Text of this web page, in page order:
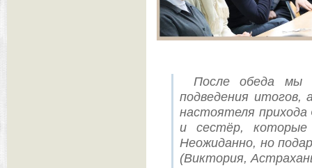
После обеда мы
подведения итогов,
настоятеля
и сестёр, которые
Неожиданно, но
(Виктория,